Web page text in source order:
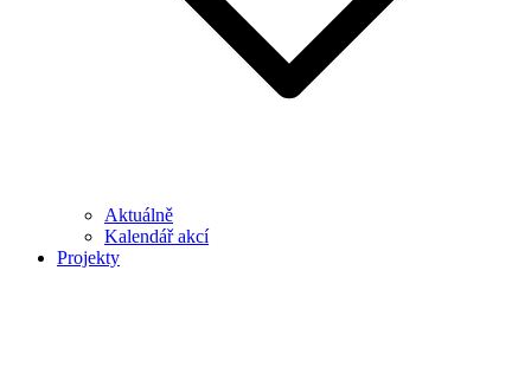
Aktuálně
Kalendář akcí
Projekty